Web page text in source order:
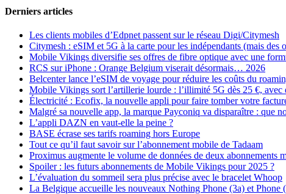
Derniers articles
Les clients mobiles d’Edpnet passent sur le réseau Digi/Citymesh
Citymesh : eSIM et 5G à la carte pour les indépendants (mais des
Mobile Vikings diversifie ses offres de fibre optique avec une
RCS sur iPhone : Orange Belgium viserait désormais… 2026
Belcenter lance l’eSIM de voyage pour réduire les coûts du
Mobile Vikings sort l’artillerie lourde : l’illimité 5G dès 25 €, avec
Électricité : Ecofix, la nouvelle appli pour faire tomber votre
Malgré sa nouvelle app, la marque Payconiq va disparaître : que
L’appli DAZN en vaut-elle la peine ?
BASE écrase ses tarifs roaming hors Europe
Tout ce qu’il faut savoir sur l’abonnement mobile de Tadaam
Proximus augmente le volume de données de deux abonnements
Spoiler : les futurs abonnements de Mobile Vikings pour 2025 ?
L’évaluation du sommeil sera plus précise avec le bracelet Whoop
La Belgique accueille les nouveaux Nothing Phone (3a) et Phone